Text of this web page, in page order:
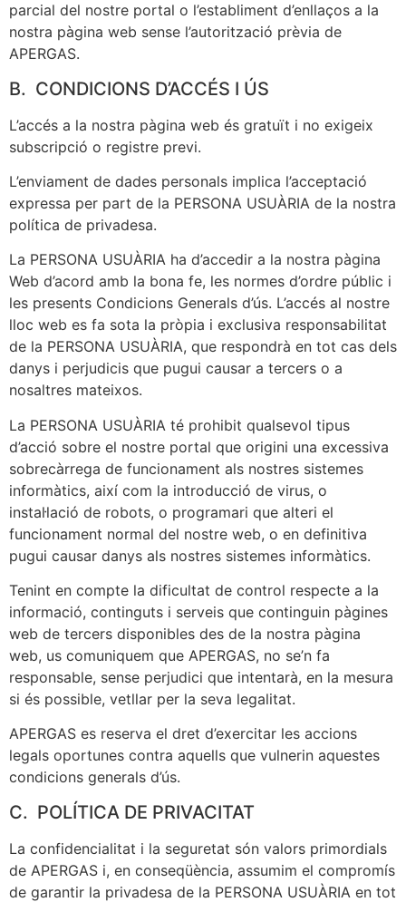
parcial del nostre portal o l’establiment d’enllaços a la
nostra pàgina web sense l’autorització prèvia de
APERGAS.
B. CONDICIONS D’ACCÉS I ÚS
L’accés a la nostra pàgina web és gratuït i no exigeix
subscripció o registre previ.
L’enviament de dades personals implica l’acceptació
expressa per part de la PERSONA USUÀRIA de la nostra
política de privadesa.
La PERSONA USUÀRIA ha d’accedir a la nostra pàgina
Web d’acord amb la bona fe, les normes d’ordre públic i
les presents Condicions Generals d’ús. L’accés al nostre
lloc web es fa sota la pròpia i exclusiva responsabilitat
de la PERSONA USUÀRIA, que respondrà en tot cas dels
danys i perjudicis que pugui causar a tercers o a
nosaltres mateixos.
La PERSONA USUÀRIA té prohibit qualsevol tipus
d’acció sobre el nostre portal que origini una excessiva
sobrecàrrega de funcionament als nostres sistemes
informàtics, així com la introducció de virus, o
instal·lació de robots, o programari que alteri el
funcionament normal del nostre web, o en definitiva
pugui causar danys als nostres sistemes informàtics.
Tenint en compte la dificultat de control respecte a la
informació, continguts i serveis que continguin pàgines
web de tercers disponibles des de la nostra pàgina
web, us comuniquem que APERGAS, no se’n fa
responsable, sense perjudici que intentarà, en la mesura
si és possible, vetllar per la seva legalitat.
APERGAS es reserva el dret d’exercitar les accions
legals oportunes contra aquells que vulnerin aquestes
condicions generals d’ús.
C. POLÍTICA DE PRIVACITAT
La confidencialitat i la seguretat són valors primordials
de APERGAS i, en conseqüència, assumim el compromís
de garantir la privadesa de la PERSONA USUÀRIA en tot